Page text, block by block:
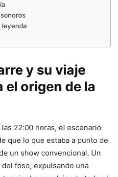
leyenda
y su viaje
el origen de la
22:00 horas, el escenario
que lo que estaba a punto de
un show convencional. Un
foso, expulsando una